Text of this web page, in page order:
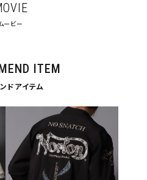
L
XXXL
32inc
38inc
ービー
ITEM
ドアイテム